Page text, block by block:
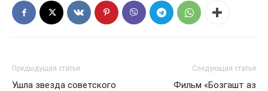
Предыдущая статья
Ушла звезда советского
Следующая статья
Фильм «Бозгашт аз